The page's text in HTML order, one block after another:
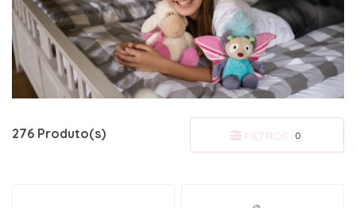
276 Produto(s) FILTROS 0